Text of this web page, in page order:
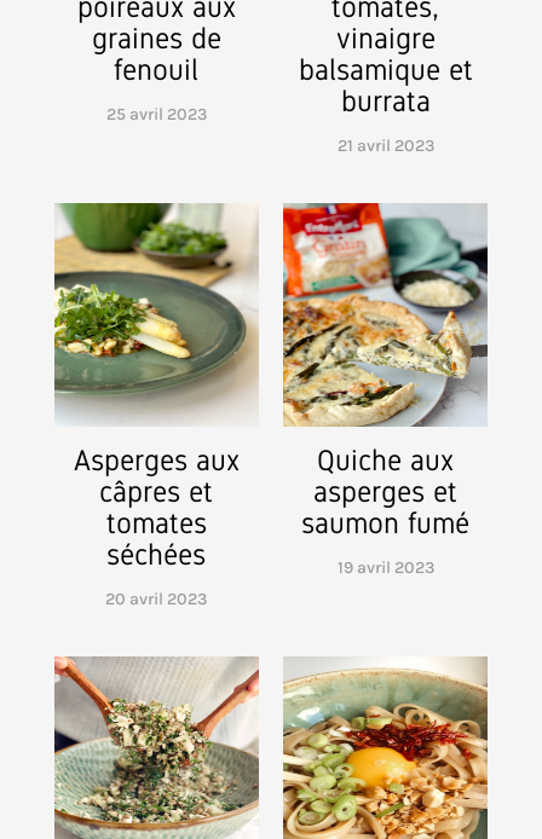
poireaux aux
graines de
fenouil
25 avril 2023
tomates,
vinaigre
balsamique et
burrata
21 avril 2023
Asperges aux
câpres et
tomates
séchées
20 avril 2023
Quiche aux
asperges et
saumon fumé
19 avril 2023